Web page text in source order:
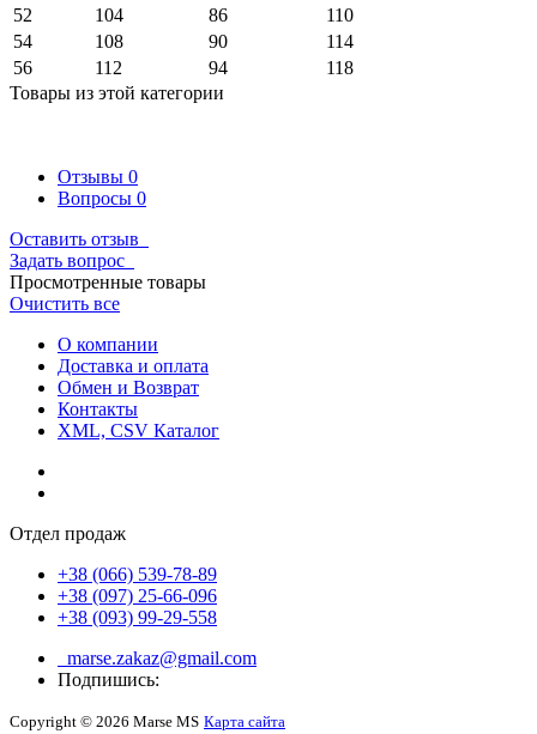
52
104 86
110
54
108 90
114
56
112 94
118
Товары из этой категории
Отзывы 0
Вопросы 0
Оставить отзыв
Задать вопрос
Просмотренные товары
Очистить все
О компании
Доставка и оплата
Обмен и Возврат
Контакты
XML, CSV Каталог
Отдел продаж
+38 (066) 539-78-89
+38 (097) 25-66-096
+38 (093) 99-29-558
marse.zakaz@gmail.com
Подпишись:
Copyright © 2026 Marse MS Карта сайта